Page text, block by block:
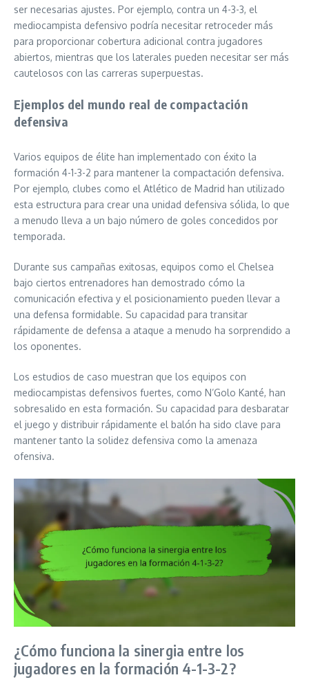
ser necesarias ajustes. Por ejemplo, contra un 4-3-3, el
mediocampista defensivo podría necesitar retroceder más
para proporcionar cobertura adicional contra jugadores
abiertos, mientras que los laterales pueden necesitar ser más
cautelosos con las carreras superpuestas.
Ejemplos del mundo real de compactación
defensiva
Varios equipos de élite han implementado con éxito la
formación 4-1-3-2 para mantener la compactación defensiva.
Por ejemplo, clubes como el Atlético de Madrid han utilizado
esta estructura para crear una unidad defensiva sólida, lo que
a menudo lleva a un bajo número de goles concedidos por
temporada.
Durante sus campañas exitosas, equipos como el Chelsea
bajo ciertos entrenadores han demostrado cómo la
comunicación efectiva y el posicionamiento pueden llevar a
una defensa formidable. Su capacidad para transitar
rápidamente de defensa a ataque a menudo ha sorprendido a
los oponentes.
Los estudios de caso muestran que los equipos con
mediocampistas defensivos fuertes, como N’Golo Kanté, han
sobresalido en esta formación. Su capacidad para desbaratar
el juego y distribuir rápidamente el balón ha sido clave para
mantener tanto la solidez defensiva como la amenaza
ofensiva.
¿Cómo funciona la sinergia entre los
jugadores en la formación 4-1-3-2?